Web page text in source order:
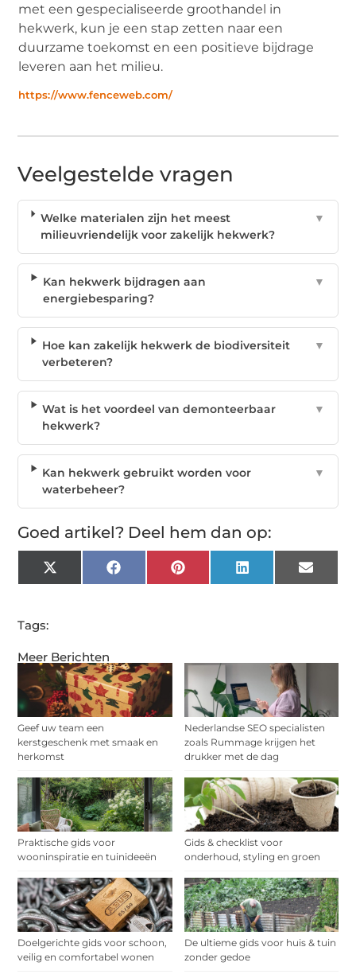
Meer Berichten
Geef uw team een
kerstgeschenk met smaak en
herkomst
Nederlandse SEO specialisten
zoals Rummage krijgen het
drukker met de dag
Praktische gids voor
wooninspiratie en tuinideeën
Gids & checklist voor
onderhoud, styling en groen
Doelgerichte gids voor schoon,
veilig en comfortabel wonen
De ultieme gids voor huis & tuin
zonder gedoe
met een gespecialiseerde groothandel in
hekwerk, kun je een stap zetten naar een
duurzame toekomst en een positieve bijdrage
leveren aan het milieu.
https://www.fenceweb.com/
Veelgestelde vragen
Welke materialen zijn het meest
milieuvriendelijk voor zakelijk hekwerk?
▼
Kan hekwerk bijdragen aan
energiebesparing?
▼
Hoe kan zakelijk hekwerk de biodiversiteit
verbeteren?
▼
Wat is het voordeel van demonteerbaar
hekwerk?
▼
Kan hekwerk gebruikt worden voor
waterbeheer?
▼
Goed artikel? Deel hem dan op:
X
(Twitter)
Facebook Pinterest LinkedIn Email
Tags: